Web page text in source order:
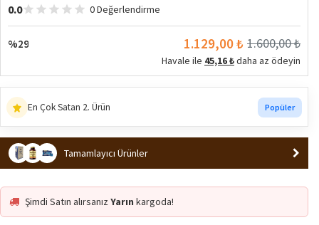
0.0 0 Değerlendirme
%29 1.129,00 ₺ 1.600,00 ₺
Havale ile 45,16 ₺daha az ödeyin
En Çok Satan 2. Ürün Popüler
Tamamlayıcı Ürünler
Şimdi Satın alırsanızYarın kargoda!